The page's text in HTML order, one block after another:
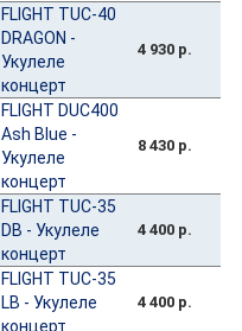
FLIGHT TUC-40
DRAGON -
Укулеле
концерт
4 930 р.
FLIGHT DUC400
Ash Blue -
Укулеле
концерт
8 430 р.
FLIGHT TUC-35
DB - Укулеле
концерт
4 400 р.
FLIGHT TUC-35
LB - Укулеле
концерт
4 400 р.